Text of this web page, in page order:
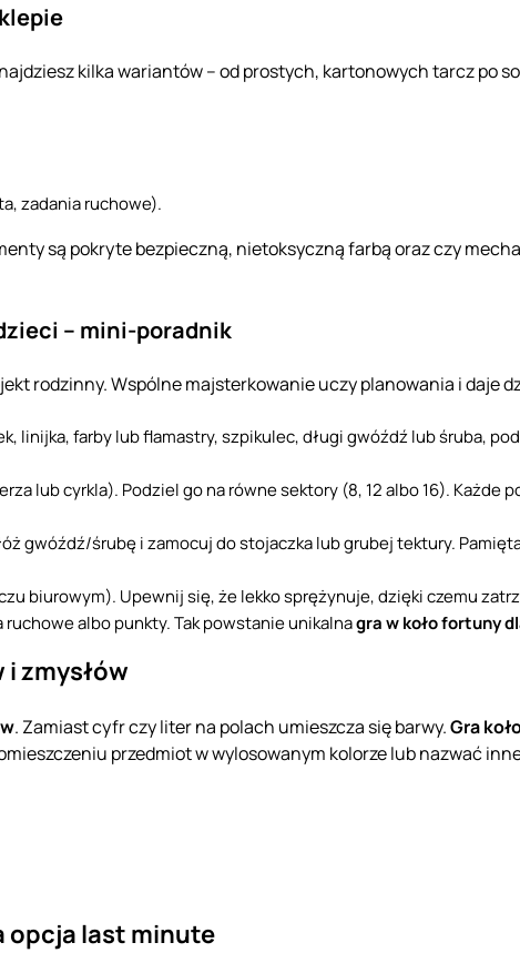
kilka wariantów – od prostych, kartonowych tarcz po
zadania ruchowe).
są pokryte bezpieczną, nietoksyczną farbą oraz czy
– mini-poradnik
rodzinny. Wspólne majsterkowanie uczy planowania i daje
linijka, farby lub flamastry, szpikulec, długi gwóźdź lub śruba,
lub cyrkla). Podziel go na równe sektory (8, 12 albo 16). Każde
gwóźdź/śrubę i zamocuj do stojaczka lub grubej tektury.
biurowym). Upewnij się, że lekko sprężynuje, dzięki czemu
albo punkty. Tak powstanie unikalnagra w koło fortuny
zmysłów
. Zamiast cyfr czy liter na polach umieszcza się barwy.Gra
przedmiot w wylosowanym kolorze lub nazwać
opcja last minute